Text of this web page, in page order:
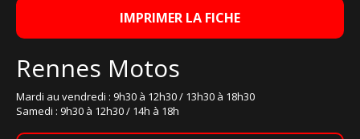
IMPRIMER LA FICHE
Rennes Motos
Mardi au vendredi : 9h30 à 12h30 / 13h30 à 18h30
Samedi : 9h30 à 12h30 / 14h à 18h